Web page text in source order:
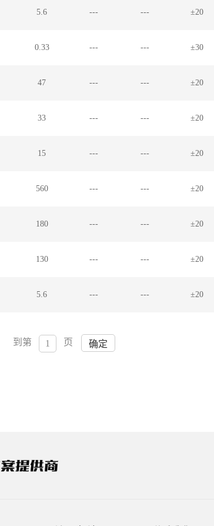
5.6 --- --- ±20
0.33 --- --- ±30
47 --- --- ±20
33 --- --- ±20
15 --- --- ±20
560 --- --- ±20
180 --- --- ±20
130 --- --- ±20
5.6 --- --- ±20
到第 页 确定